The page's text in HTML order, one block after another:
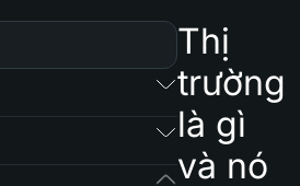
Thị
trường
là gì
và nó